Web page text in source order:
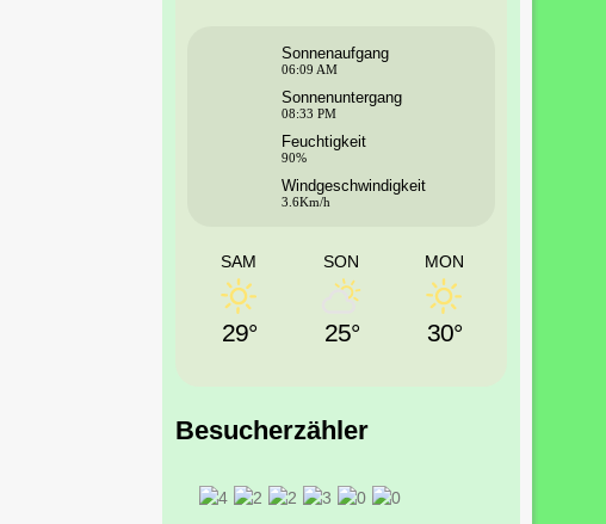
Sonnenaufgang
06:09 AM
Sonnenuntergang
08:33 PM
Feuchtigkeit
90%
Windgeschwindigkeit
3.6Km/h
SAM
29°
SON
25°
MON
30°
Besucherzähler